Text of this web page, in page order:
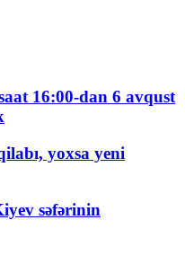
16:00-dan 6 avqust
yoxsa yeni
səfərinin